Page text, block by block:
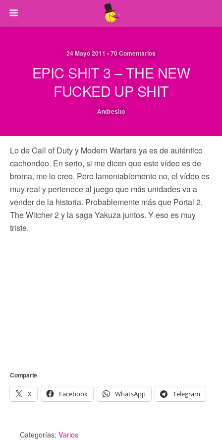
24 Mayo 2011 • 70 Comentarios
EPIC SHIT 3 – THE NEW
FUCKED UP SHIT
Andresito
Lo de Call of Duty y Modern Warfare ya es de auténtico
cachondeo. En serio, si me dicen que este vídeo es de
broma, me lo creo. Pero lamentablemente no, el vídeo es
muy real y pertenece al juego que más unidades va a
vender de la historia. Probablemente más que Portal 2,
The Witcher 2 y la saga Yakuza juntos. Y eso es muy
triste.
Comparte
X Facebook WhatsApp Telegram
Categorías: Varios